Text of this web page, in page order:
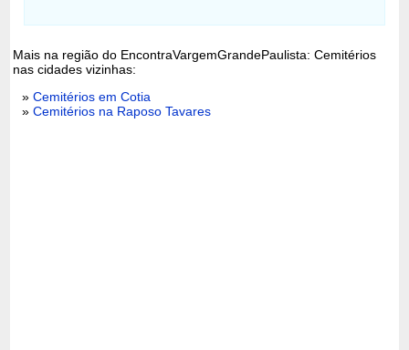
Mais na região do EncontraVargemGrandePaulista: Cemitérios
nas cidades vizinhas:
»Cemitérios em Cotia
»Cemitérios na Raposo Tavares